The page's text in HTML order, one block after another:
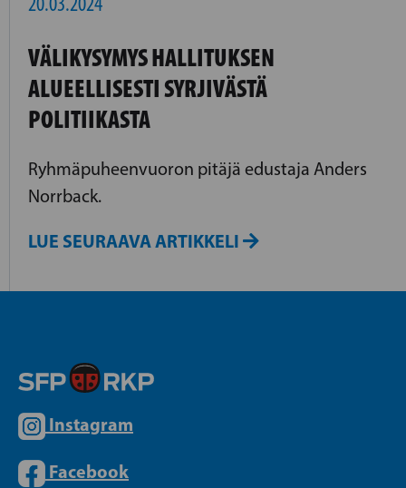
VÄLIKYSYMYS HALLITUKSEN
ALUEELLISESTI SYRJIVÄSTÄ
POLITIIKASTA
Ryhmäpuheenvuoron pitäjä edustaja Anders
Norrback.
LUE SEURAAVA ARTIKKELI
Instagram
Facebook